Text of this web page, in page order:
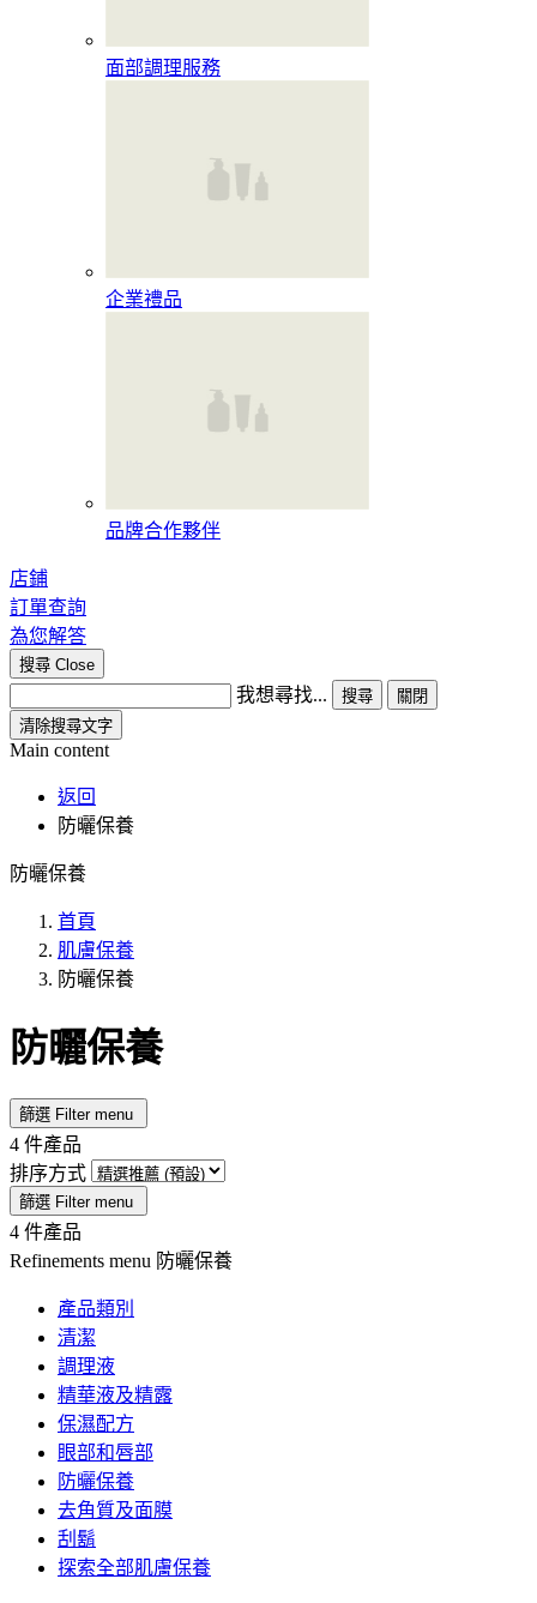
面部調理服務
企業禮品
品牌合作夥伴
店鋪
訂單查詢
為您解答
搜尋 Close
我想尋找... 搜尋
關閉
清除搜尋文字
Main content
返回
防曬保養
防曬保養
首頁
肌膚保養
防曬保養
防曬保養
篩選 Filter menu
4 件產品
排序方式
篩選 Filter menu
4 件產品
Refinements menu 防曬保養
產品類別
清潔
調理液
精華液及精露
保濕配方
眼部和唇部
防曬保養
去角質及面膜
刮鬍
探索全部肌膚保養